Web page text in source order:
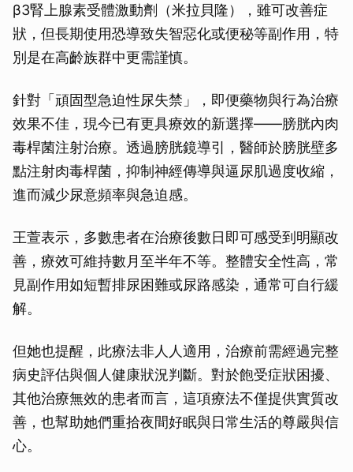
β3腎上腺素受體激動劑（米拉貝隆），雖可改善症
狀，但長期使用恐導致失智惡化或便秘等副作用，特
別是在高齡族群中更需謹慎。
針對「頑固型急迫性尿失禁」，即便藥物與行為治療
效果不佳，現今已有更具療效的新選擇——膀胱內肉
毒桿菌注射治療。透過膀胱鏡導引，醫師於膀胱壁多
點注射肉毒桿菌，抑制神經傳導與逼尿肌過度收縮，
進而減少尿意頻率與急迫感。
王萱表示，多數患者在治療後數日即可感受到明顯改
善，療效可維持數月至半年不等。整體安全性高，常
見副作用如短暫排尿困難或尿路感染，通常可自行緩
解。
但她也提醒，此療法非人人適用，治療前需經過完整
病史評估與個人健康狀況判斷。對於飽受症狀困擾、
其他治療無效的患者而言，這項療法不僅提供實質改
善，也幫助她們重拾夜間好眠與日常生活的尊嚴與信
心。